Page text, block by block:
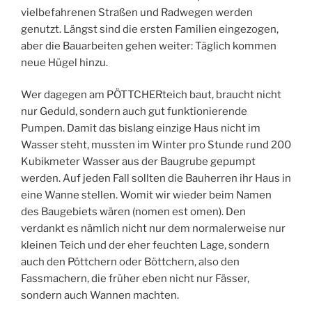
vielbefahrenen Straßen und Radwegen werden
genutzt. Längst sind die ersten Familien eingezogen,
aber die Bauarbeiten gehen weiter: Täglich kommen
neue Hügel hinzu.
Wer dagegen am PÖTTCHERteich baut, braucht nicht
nur Geduld, sondern auch gut funktionierende
Pumpen. Damit das bislang einzige Haus nicht im
Wasser steht, mussten im Winter pro Stunde rund 200
Kubikmeter Wasser aus der Baugrube gepumpt
werden. Auf jeden Fall sollten die Bauherren ihr Haus in
eine Wanne stellen. Womit wir wieder beim Namen
des Baugebiets wären (nomen est omen). Den
verdankt es nämlich nicht nur dem normalerweise nur
kleinen Teich und der eher feuchten Lage, sondern
auch den Pöttchern oder Böttchern, also den
Fassmachern, die früher eben nicht nur Fässer,
sondern auch Wannen machten.